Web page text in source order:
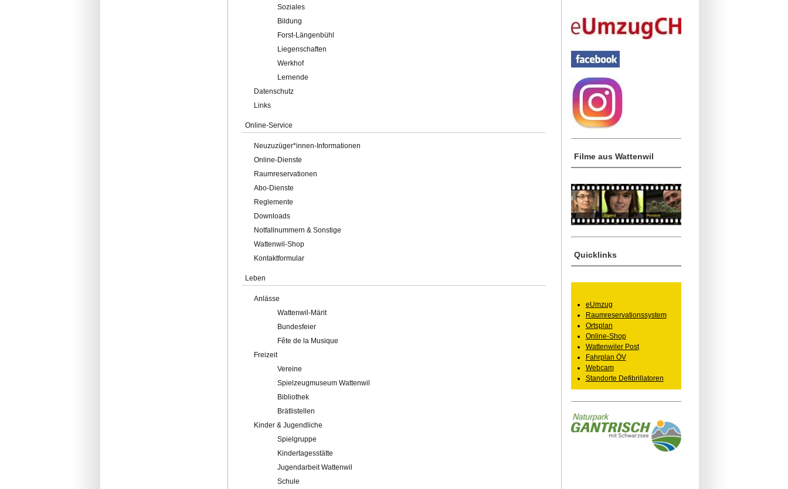
Soziales
Bildung
Forst-Längenbühl
Liegenschaften
Werkhof
Lernende
Datenschutz
Links
Online-Service
Neuzuzüger*innen-Informationen
Online-Dienste
Raumreservationen
Abo-Dienste
Reglemente
Downloads
Notfallnummern & Sonstige
Wattenwil-Shop
Kontaktformular
Leben
Anlässe
Wattenwil-Märit
Bundesfeier
Fête de la Musique
Freizeit
Vereine
Spielzeugmuseum Wattenwil
Bibliothek
Brätlistellen
Kinder & Jugendliche
Spielgruppe
Kindertagesstätte
Jugendarbeit Wattenwil
Schule
Filme aus Wattenwil
Quicklinks
eUmzug
Raumreservationssystem
Ortsplan
Online-Shop
Wattenwiler Post
Fahrplan ÖV
Webcam
Standorte Defibrillatoren